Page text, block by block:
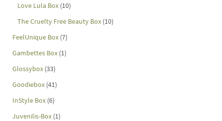
Love Lula Box (10)
The Cruelty Free Beauty Box (10)
FeelUnique Box (7)
Gambettes Box (1)
Glossybox (33)
Goodiebox (41)
InStyle Box (6)
Juvenilis-Box (1)